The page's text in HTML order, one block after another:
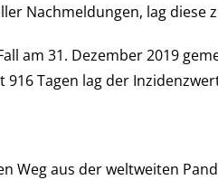
Nach­mel­dun­gen, lag diese
am 31. Dezember 2019
916 Tagen lag der
Weg aus der welt­weiten